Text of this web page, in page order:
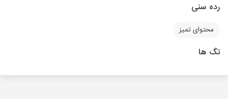
رده سنی
محتوای تمیز
تگ ها